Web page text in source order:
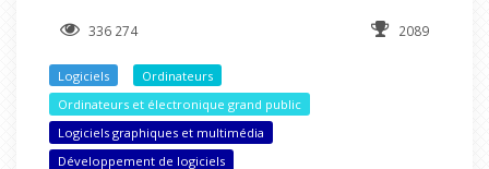
336 274 2089
Logiciels
Ordinateurs
Ordinateurs et électronique grand public
Logiciels graphiques et multimédia
Développement de logiciels